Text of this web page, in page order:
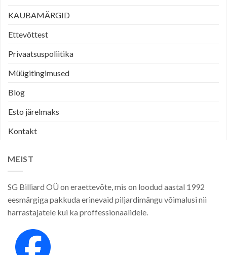
KAUBAMÄRGID
Ettevõttest
Privaatsuspoliitika
Müügitingimused
Blog
Esto järelmaks
Kontakt
MEIST
SG Billiard OÜ on eraettevõte, mis on loodud aastal 1992
eesmärgiga pakkuda erinevaid piljardimängu võimalusi nii
harrastajatele kui ka proffessionaalidele.